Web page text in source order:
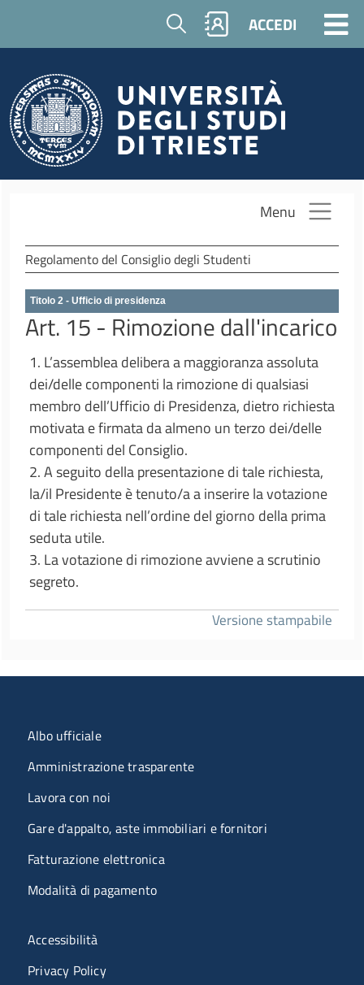
Salta al contenuto principale
Cerca ACCEDI
Menu
Regolamento del Consiglio degli Studenti
Titolo 2 - Ufficio di presidenza
Art. 15 - Rimozione dall'incarico
1. L’assemblea delibera a maggioranza assoluta
dei/delle componenti la rimozione di qualsiasi
membro dell’Ufficio di Presidenza, dietro richiesta
motivata e firmata da almeno un terzo dei/delle
componenti del Consiglio.
2. A seguito della presentazione di tale richiesta,
la/il Presidente è tenuto/a a inserire la votazione
di tale richiesta nell’ordine del giorno della prima
seduta utile.
3. La votazione di rimozione avviene a scrutinio
segreto.
Versione stampabile
Menu organizzazione
Albo ufficiale
Amministrazione trasparente
Lavora con noi
Gare d'appalto, aste immobiliari e fornitori
Fatturazione elettronica
Modalità di pagamento
Menù riferimenti
Accessibilità
Privacy Policy